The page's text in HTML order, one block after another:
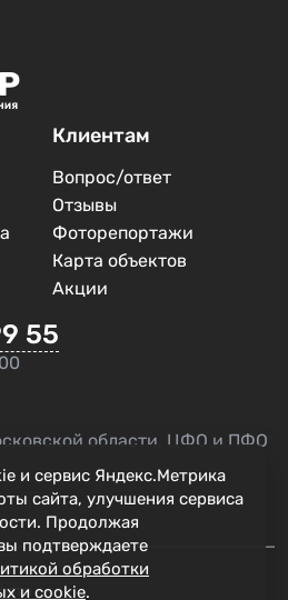
и сервис Яндекс.Метрика
сайта, улучшения сервиса
Продолжая
подтверждаете
обработки
и cookie.
Клиентам
Вопрос/ответ
Отзывы
Фоторепортажи
Карта объектов
Акции
55
области, ЦФО и ПФО